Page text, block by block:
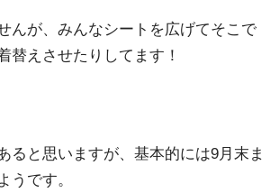
んが、みんなシートを広げてそこで
替えさせたりしてます！
ると思いますが、基本的には9月末ま
うです。